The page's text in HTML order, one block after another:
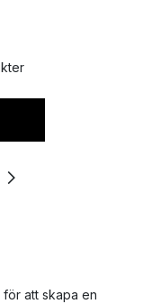
att skapa en